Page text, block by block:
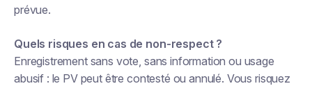
prévue.
Quels risques en cas de non-respect ?
Enregistrement sans vote, sans information ou usage
abusif : le PV peut être contesté ou annulé. Vous risquez